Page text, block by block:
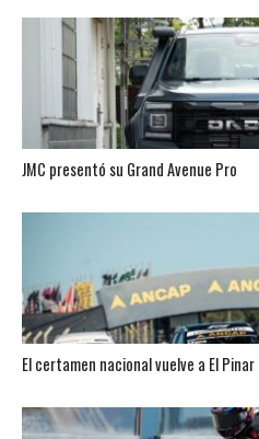
JMC presentó su Grand Avenue Pro
El certamen nacional vuelve a El Pinar